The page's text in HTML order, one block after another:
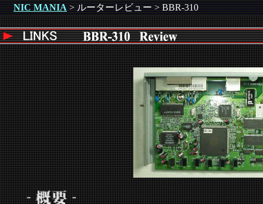
NIC MANIA> ルーターレビュー > BBR-310